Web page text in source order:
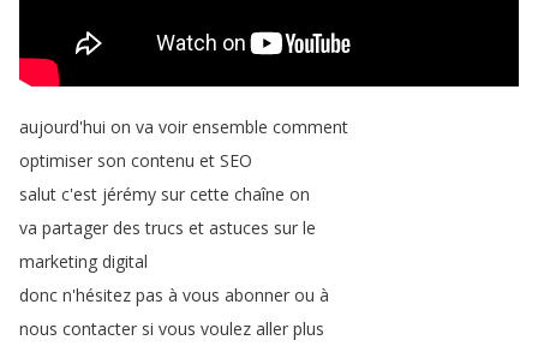
aujourd'hui on va voir ensemble comment
optimiser son contenu et SEO
salut c'est jérémy sur cette chaîne on
va partager des trucs et astuces sur le
marketing digital
donc n'hésitez pas à vous abonner ou à
nous contacter si vous voulez aller plus